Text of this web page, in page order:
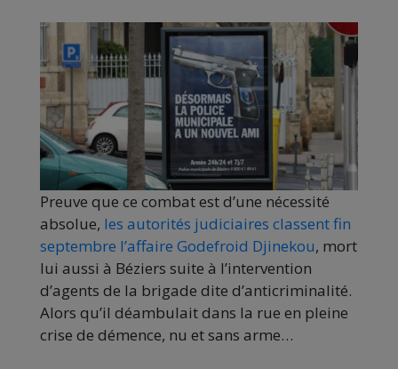
Preuve que ce combat est d’une nécessité
absolue, les autorités judiciaires classent fin
septembre l’affaire Godefroid Djinekou, mort
lui aussi à Béziers suite à l’intervention
d’agents de la brigade dite d’anticriminalité.
Alors qu’il déambulait dans la rue en pleine
crise de démence, nu et sans arme…